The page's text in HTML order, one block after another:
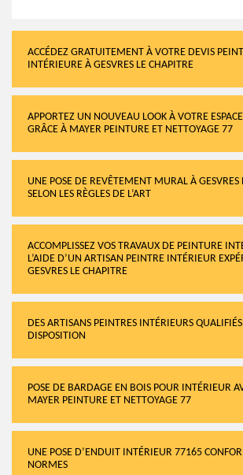
ACCÉDEZ GRATUITEMENT À VOTRE DEVIS
INTÉRIEURE À GESVRES LE CHAPITRE
APPORTEZ UN NOUVEAU LOOK À VOTRE
GRÂCE À MAYER PEINTURE ET NETTOYAGE 77
UNE POSE DE REVÊTEMENT MURAL À GESVRES
SELON LES RÈGLES DE L’ART
ACCOMPLISSEZ VOS TRAVAUX DE PEINTURE
L’AIDE D’UN ARTISAN PEINTRE INTÉRIEUR
GESVRES LE CHAPITRE
DES ARTISANS PEINTRES INTÉRIEURS
DISPOSITION
POSE DE BARDAGE EN BOIS POUR INTÉRIEUR
MAYER PEINTURE ET NETTOYAGE 77
UNE POSE D’ENDUIT INTÉRIEUR 77165
NORMES